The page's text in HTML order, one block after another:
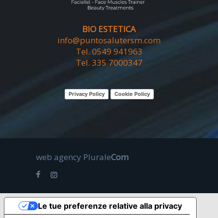
BIO ESTETICA
info@puntosalutersm.com
Tel. 0549 941963
Tel. 335 7000347
Privacy Policy Cookie Policy
web agency PluraleCom
Le tue preferenze relative alla privacy